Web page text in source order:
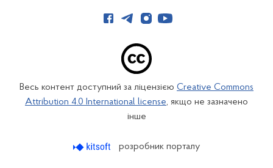
Весь контент доступний за ліцензією Creative Commons
Attribution 4.0 International license, якщо не зазначено
інше
розробник порталу